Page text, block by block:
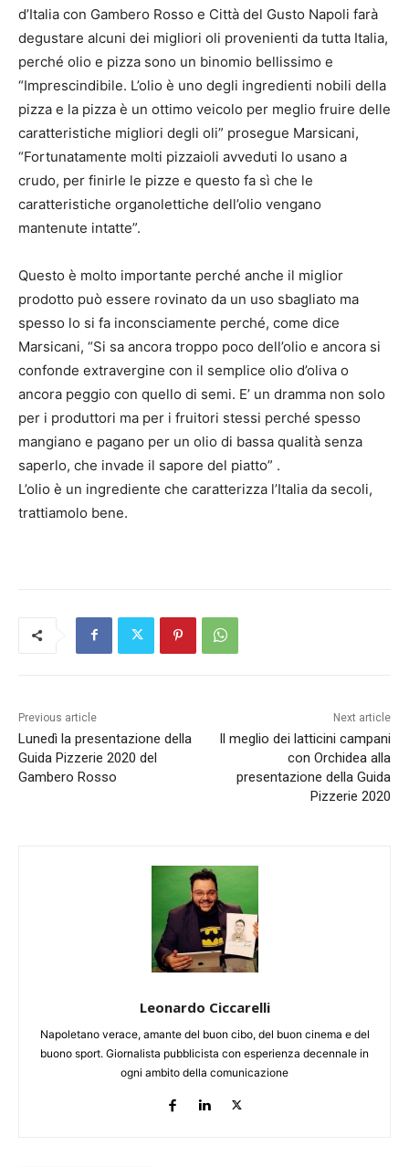
d’Italia con Gambero Rosso e Città del Gusto Napoli farà
degustare alcuni dei migliori oli provenienti da tutta Italia,
perché olio e pizza sono un binomio bellissimo e
“Imprescindibile. L’olio è uno degli ingredienti nobili della
pizza e la pizza è un ottimo veicolo per meglio fruire delle
caratteristiche migliori degli oli” prosegue Marsicani,
“Fortunatamente molti pizzaioli avveduti lo usano a
crudo, per finirle le pizze e questo fa sì che le
caratteristiche organolettiche dell’olio vengano
mantenute intatte”.
Questo è molto importante perché anche il miglior
prodotto può essere rovinato da un uso sbagliato ma
spesso lo si fa inconsciamente perché, come dice
Marsicani, “Si sa ancora troppo poco dell’olio e ancora si
confonde extravergine con il semplice olio d’oliva o
ancora peggio con quello di semi. E’ un dramma non solo
per i produttori ma per i fruitori stessi perché spesso
mangiano e pagano per un olio di bassa qualità senza
saperlo, che invade il sapore del piatto” .
L’olio è un ingrediente che caratterizza l’Italia da secoli,
trattiamolo bene.
Previous article
Lunedì la presentazione della
Guida Pizzerie 2020 del
Gambero Rosso
Next article
Il meglio dei latticini campani
con Orchidea alla
presentazione della Guida
Pizzerie 2020
Leonardo Ciccarelli
Napoletano verace, amante del buon cibo, del buon cinema e del
buono sport. Giornalista pubblicista con esperienza decennale in
ogni ambito della comunicazione